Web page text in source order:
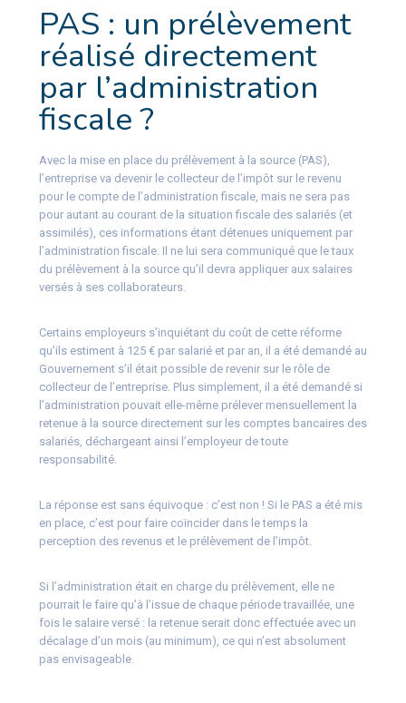
PAS : un prélèvement
réalisé directement
par l’administration
fiscale ?
Avec la mise en place du prélèvement à la source (PAS),
l’entreprise va devenir le collecteur de l’impôt sur le revenu
pour le compte de l’administration fiscale, mais ne sera pas
pour autant au courant de la situation fiscale des salariés (et
assimilés), ces informations étant détenues uniquement par
l’administration fiscale. Il ne lui sera communiqué que le taux
du prélèvement à la source qu’il devra appliquer aux salaires
versés à ses collaborateurs.
Certains employeurs s’inquiétant du coût de cette réforme
qu’ils estiment à 125 € par salarié et par an, il a été demandé au
Gouvernement s’il était possible de revenir sur le rôle de
collecteur de l’entreprise. Plus simplement, il a été demandé si
l’administration pouvait elle-même prélever mensuellement la
retenue à la source directement sur les comptes bancaires des
salariés, déchargeant ainsi l’employeur de toute
responsabilité.
La réponse est sans équivoque : c’est non ! Si le PAS a été mis
en place, c’est pour faire coïncider dans le temps la
perception des revenus et le prélèvement de l’impôt.
Si l’administration était en charge du prélèvement, elle ne
pourrait le faire qu’à l’issue de chaque période travaillée, une
fois le salaire versé : la retenue serait donc effectuée avec un
décalage d’un mois (au minimum), ce qui n’est absolument
pas envisageable.